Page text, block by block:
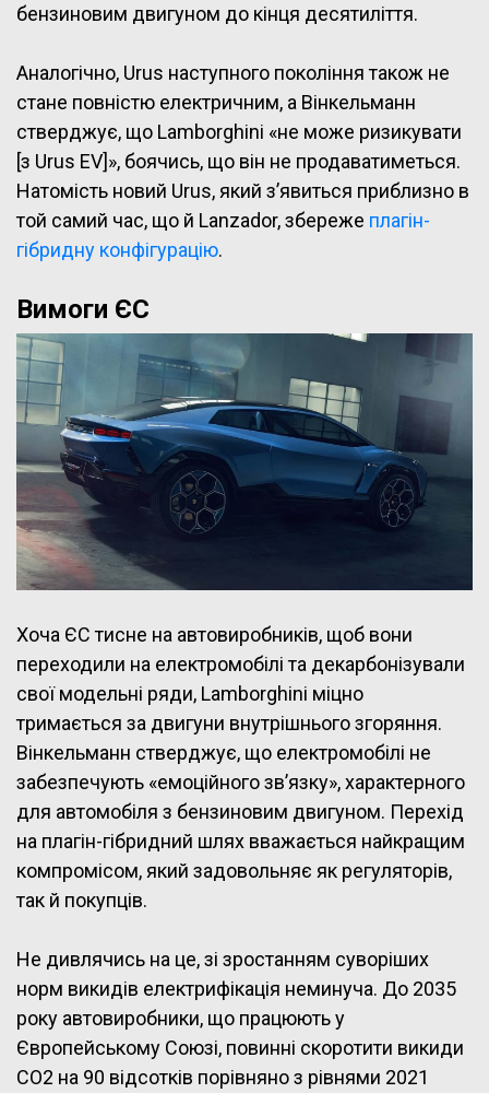
бензиновим двигуном до кінця десятиліття.
Аналогічно, Urus наступного покоління також не
стане повністю електричним, а Вінкельманн
стверджує, що Lamborghini «не може ризикувати
[з Urus EV]», боячись, що він не продаватиметься.
Натомість новий Urus, який з’явиться приблизно в
той самий час, що й Lanzador, збереже плагін-
гібридну конфігурацію.
Вимоги ЄС
Хоча ЄС тисне на автовиробників, щоб вони
переходили на електромобілі та декарбонізували
свої модельні ряди, Lamborghini міцно
тримається за двигуни внутрішнього згоряння.
Вінкельманн стверджує, що електромобілі не
забезпечують «емоційного зв’язку», характерного
для автомобіля з бензиновим двигуном. Перехід
на плагін-гібридний шлях вважається найкращим
компромісом, який задовольняє як регуляторів,
так й покупців.
Не дивлячись на це, зі зростанням суворіших
норм викидів електрифікація неминуча. До 2035
року автовиробники, що працюють у
Європейському Союзі, повинні скоротити викиди
CO2 на 90 відсотків порівняно з рівнями 2021